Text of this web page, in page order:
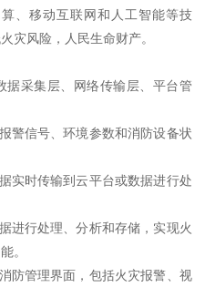
、移动互联网和人工智能等技
灾风险，人民生命财产。
据采集层、网络传输层、平台管
警信号、环境参数和消防设备状
实时传输到云平台或数据进行处
进行处理、分析和存储，实现火
。
防管理界面，包括火灾报警、视